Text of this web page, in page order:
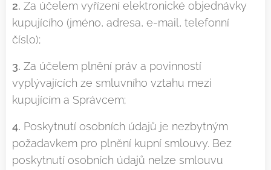
2. Za účelem vyřízení elektronické objednávky
kupujícího (jméno, adresa, e-mail, telefonní
číslo);
3. Za účelem plnění práv a povinností
vyplývajících ze smluvního vztahu mezi
kupujícím a Správcem;
4. Poskytnutí osobních údajů je nezbytným
požadavkem pro plnění kupní smlouvy. Bez
poskytnutí osobních údajů nelze smlouvu